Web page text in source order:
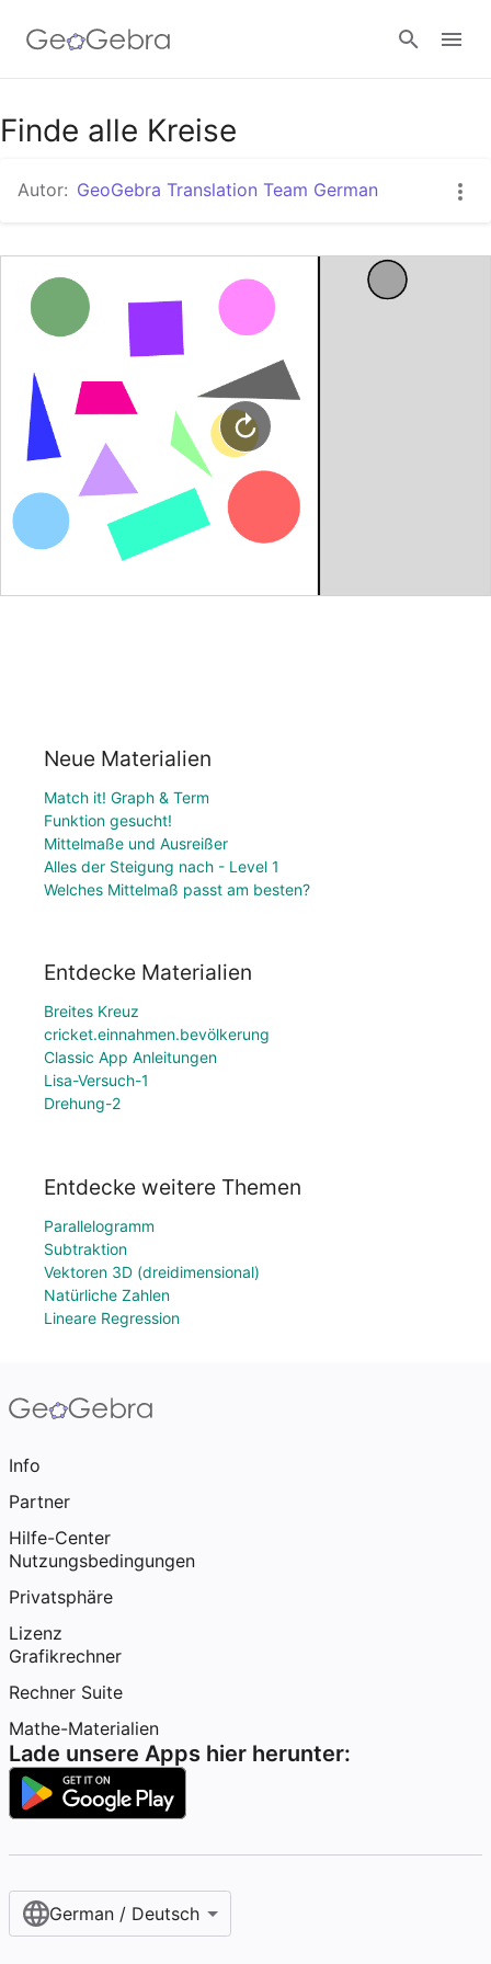
Google Classroom
GeoGebra Classroom
Anmelden
Finde alle Kreise
Autor: GeoGebra Translation Team German
Neue Materialien
Match it! Graph & Term
Funktion gesucht!
Mittelmaße und Ausreißer
Alles der Steigung nach - Level 1
Welches Mittelmaß passt am besten?
Entdecke Materialien
Breites Kreuz
cricket.einnahmen.bevölkerung
Classic App Anleitungen
Lisa-Versuch-1
Drehung-2
Entdecke weitere Themen
Parallelogramm
Subtraktion
Vektoren 3D (dreidimensional)
Natürliche Zahlen
Lineare Regression
Info
Partner
Hilfe-Center
Nutzungsbedingungen
Privatsphäre
Lizenz
Grafikrechner
Rechner Suite
Mathe-Materialien
Lade unsere Apps hier herunter:
German / Deutsch